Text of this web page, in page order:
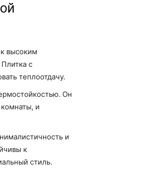
высоким
с
теплоотдачу.
Он
и
и
к
стиль.